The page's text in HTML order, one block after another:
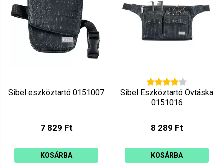
Sibel eszköztartó 0151007
7 829 Ft
KOSÁRBA
Sibel Eszköztartó Övtáska
0151016
8 289 Ft
KOSÁRBA